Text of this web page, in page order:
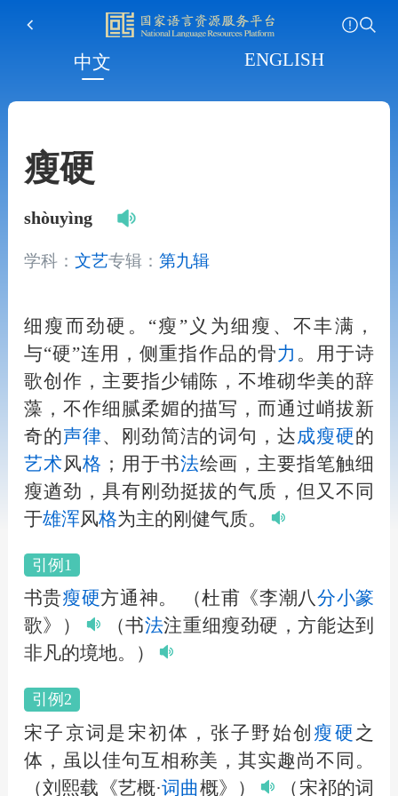
中文 ENGLISH
瘦硬
shòuyìng
学科： 文艺专辑： 第九辑
细瘦而劲硬。“瘦”义为细瘦、不丰满，
与“硬”连用，侧重指作品的骨力 。用于诗
歌创作，主要指少铺陈，不堆砌华美的辞
藻，不作细腻柔媚的描写，而通过峭拔新
奇的声律、刚劲简洁的词句，达成瘦硬的
艺术风格 ；用于书法绘画，主要指笔触细
瘦遒劲，具有刚劲挺拔的气质，但又不同
于雄浑风格为主的刚健气质。
引例1
书贵瘦硬方通神。 （杜甫《李潮八分小篆
歌》）
（书法注重细瘦劲硬，方能达到
非凡的境地。）
引例2
宋子京词是宋初体，张子野始创 瘦硬 之
体，虽以佳句互相称美，其实趣尚不同。
（刘熙载《艺概·词曲概》） （宋祁的词